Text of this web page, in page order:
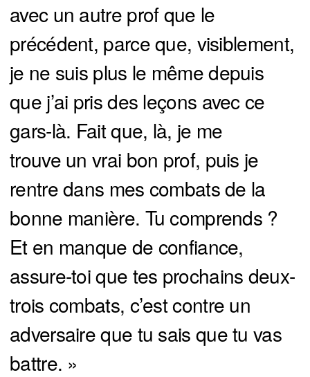
avec un autre prof que le
précédent, parce que, visiblement,
je ne suis plus le même depuis
que j’ai pris des leçons avec ce
gars-là. Fait que, là, je me
trouve un vrai bon prof, puis je
rentre dans mes combats de la
bonne manière. Tu comprends ?
Et en manque de confiance,
assure-toi que tes prochains deux-
trois combats, c’est contre un
adversaire que tu sais que tu vas
battre. »